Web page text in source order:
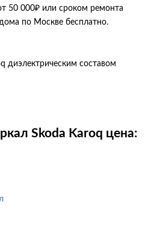
50 000₽ или сроком ремонта
по Москве бесплатно.
диэлектрическим составом
Skoda Karoq цена: